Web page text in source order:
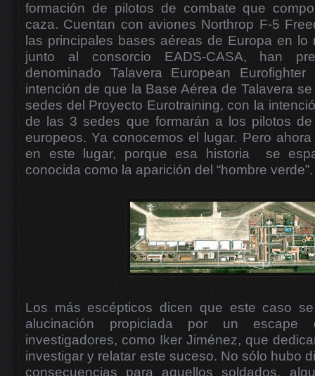
formación de pilotos de combate que
caza. Cuentan con aviones Northrop F-5
las principales bases aéreas de Europa en lo
junto al consorcio EADS-CASA, han
denominado Talavera European
intención de que la Base Aérea de Talavera
sedes del Proyecto Eurotraining, con la
de las 3 sedes que formarán a los pilotos
europeos. Ya conocemos el lugar. Pero
en este lugar, porque esa historia se
conocida como la aparición del “hombre verde”.
Los más escépticos dicen que este caso
alucinación propiciada por un
investigadores, como Iker Jiménez, que
investigar y relatar este suceso. No sólo hubo
consecuencias para aquellos soldados,